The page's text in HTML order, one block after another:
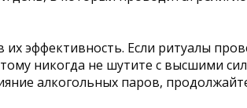
эффективность. Если ритуалы
никогда не шутите с высшими
алкогольных паров,